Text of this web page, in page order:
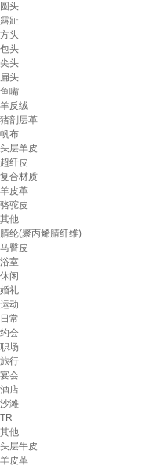
圆头
露趾
方头
包头
尖头
扁头
鱼嘴
羊反绒
猪剖层革
帆布
头层羊皮
超纤皮
复合材质
羊皮革
骆驼皮
其他
腈纶(聚丙烯腈纤维)
马臀皮
浴室
休闲
婚礼
运动
日常
约会
职场
旅行
宴会
酒店
沙滩
TR
其他
头层牛皮
羊皮革